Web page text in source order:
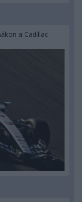
a Cadillac